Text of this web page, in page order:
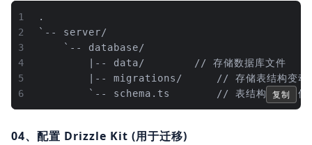
1
2
3
4
5
6
.
`-- server/
    `-- database/
        |-- data/			// 存储数据库文件
|-- migrations/		// 存
`-- schema.ts		// 表结构
复制
04、配置 Drizzle Kit (用于迁移)